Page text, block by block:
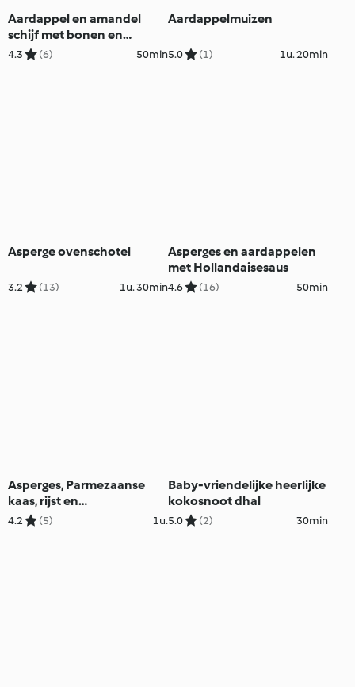
Aardappel en amandel
schijf met bonen en
tomatensaus
4.3 (6) 50min
Aardappelmuizen
5.0 (1) 1u. 20min
Asperge ovenschotel
3.2 (13) 1u. 30min
Asperges en aardappelen
met Hollandaisesaus
4.6 (16) 50min
Asperges, Parmezaanse
kaas, rijst en
citroensabayon
4.2 (5) 1u.
Baby-vriendelijke heerlijke
kokosnoot dhal
5.0 (2) 30min